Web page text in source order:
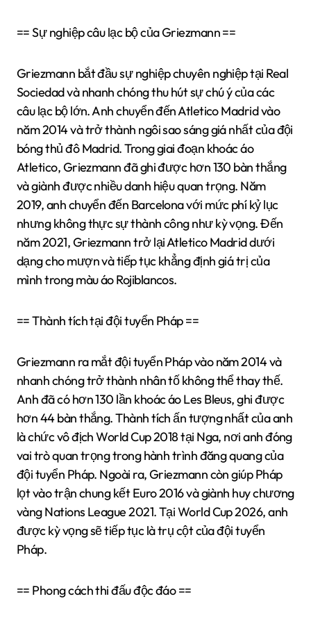
== Sự nghiệp câu lạc bộ của Griezmann ==
Griezmann bắt đầu sự nghiệp chuyên nghiệp tại Real
Sociedad và nhanh chóng thu hút sự chú ý của các
câu lạc bộ lớn. Anh chuyển đến Atletico Madrid vào
năm 2014 và trở thành ngôi sao sáng giá nhất của đội
bóng thủ đô Madrid. Trong giai đoạn khoác áo
Atletico, Griezmann đã ghi được hơn 130 bàn thắng
và giành được nhiều danh hiệu quan trọng. Năm
2019, anh chuyển đến Barcelona với mức phí kỷ lục
nhưng không thực sự thành công như kỳ vọng. Đến
năm 2021, Griezmann trở lại Atletico Madrid dưới
dạng cho mượn và tiếp tục khẳng định giá trị của
mình trong màu áo Rojiblancos.
== Thành tích tại đội tuyển Pháp ==
Griezmann ra mắt đội tuyển Pháp vào năm 2014 và
nhanh chóng trở thành nhân tố không thể thay thế.
Anh đã có hơn 130 lần khoác áo Les Bleus, ghi được
hơn 44 bàn thắng. Thành tích ấn tượng nhất của anh
là chức vô địch World Cup 2018 tại Nga, nơi anh đóng
vai trò quan trọng trong hành trình đăng quang của
đội tuyển Pháp. Ngoài ra, Griezmann còn giúp Pháp
lọt vào trận chung kết Euro 2016 và giành huy chương
vàng Nations League 2021. Tại World Cup 2026, anh
được kỳ vọng sẽ tiếp tục là trụ cột của đội tuyển
Pháp.
== Phong cách thi đấu độc đáo ==